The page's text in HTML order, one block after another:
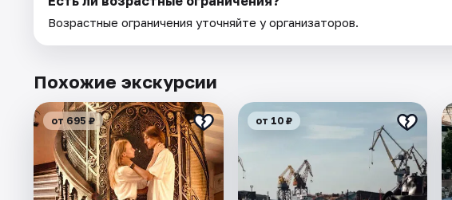
Возрастные ограничения уточняйте у организаторов.
Похожие экскурсии
от 695 ₽ от 10 ₽